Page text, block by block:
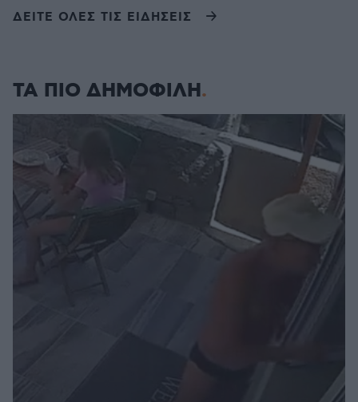
ΔΕΙΤΕ ΟΛΕΣ ΤΙΣ ΕΙΔΗΣΕΙΣ
ΤΑ ΠΙΟ ΔΗΜΟΦΙΛΗ